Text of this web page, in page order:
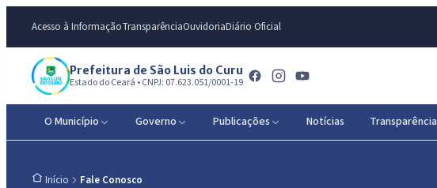
Acesso à InformaçãoTransparênciaOuvidoriaDiário Oficial
Prefeitura de São Luis do Curu
Estado do Ceará • CNPJ: 07.623.051/0001-19
O Município Governo Publicações Notícias Transparência
Início Fale Conosco